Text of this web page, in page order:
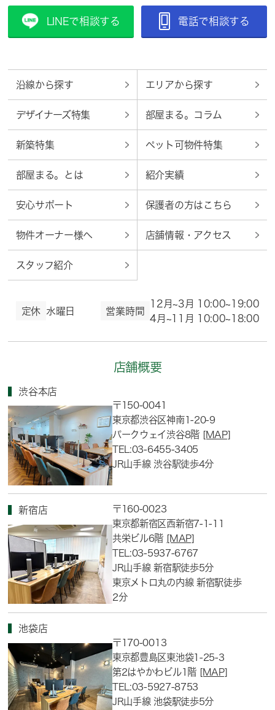
LINEで相談する 電話で相談する
沿線から探す エリアから探す
デザイナーズ特集 部屋まる。コラム
新築特集 ペット可物件特集
部屋まる。とは 紹介実績
安心サポート 保護者の方はこちら
物件オーナー様へ 店舗情報・アクセス
スタッフ紹介
定休 水曜日 営業時間
12月~3月 10:00~19:00
4月~11月 10:00~18:00
店舗概要
渋谷本店
〒150-0041
東京都渋谷区神南1-20-9
パークウェイ渋谷8階 [MAP]
TEL:03-6455-3405
JR山手線 渋谷駅徒歩4分
新宿店
〒160-0023
東京都新宿区西新宿7-1-11
共栄ビル6階 [MAP]
TEL:03-5937-6767
JR山手線 新宿駅徒歩5分
東京メトロ丸の内線 新宿駅徒歩
2分
池袋店
〒170-0013
東京都豊島区東池袋1-25-3
第2はやかわビル1階 [MAP]
TEL:03-5927-8753
JR山手線 池袋駅徒歩5分